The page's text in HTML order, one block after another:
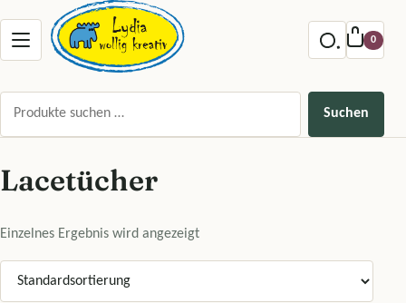
Zum Inhalt springen
Menu offnen
0
Suchen
Lacetücher
Einzelnes Ergebnis wird angezeigt